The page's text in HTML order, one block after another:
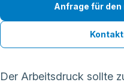
Anfrage für
Der Arbeitsdruck sollte